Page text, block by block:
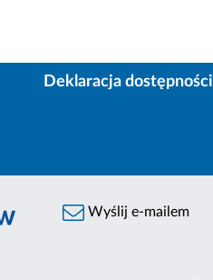
Deklaracja dostępności
Wyślij e-mailem